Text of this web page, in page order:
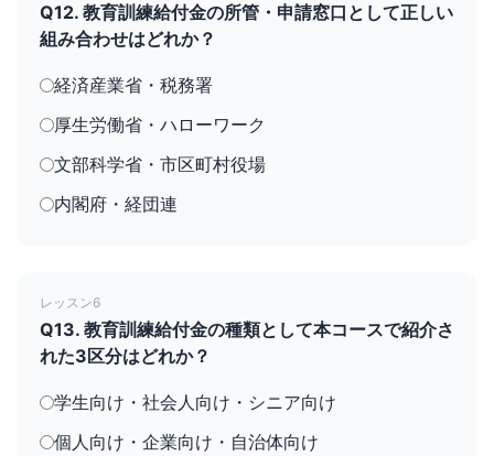
Q12. 教育訓練給付金の所管・申請窓口として正しい
組み合わせはどれか？
経済産業省・税務署
厚生労働省・ハローワーク
文部科学省・市区町村役場
内閣府・経団連
レッスン6
Q13. 教育訓練給付金の種類として本コースで紹介さ
れた3区分はどれか？
学生向け・社会人向け・シニア向け
個人向け・企業向け・自治体向け